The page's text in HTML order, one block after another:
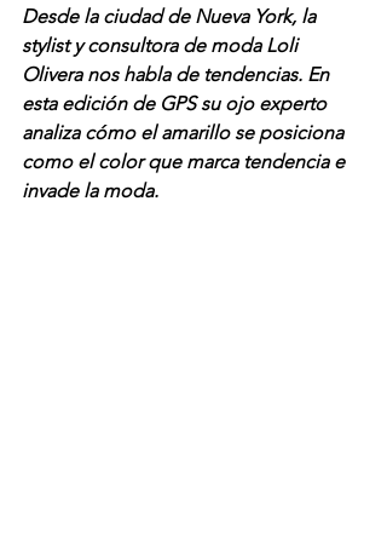
Desde la ciudad de Nueva York, la
stylist y consultora de moda Loli
Olivera nos habla de tendencias. En
esta edición de GPS su ojo experto
analiza cómo el amarillo se posiciona
como el color que marca tendencia e
invade la moda.